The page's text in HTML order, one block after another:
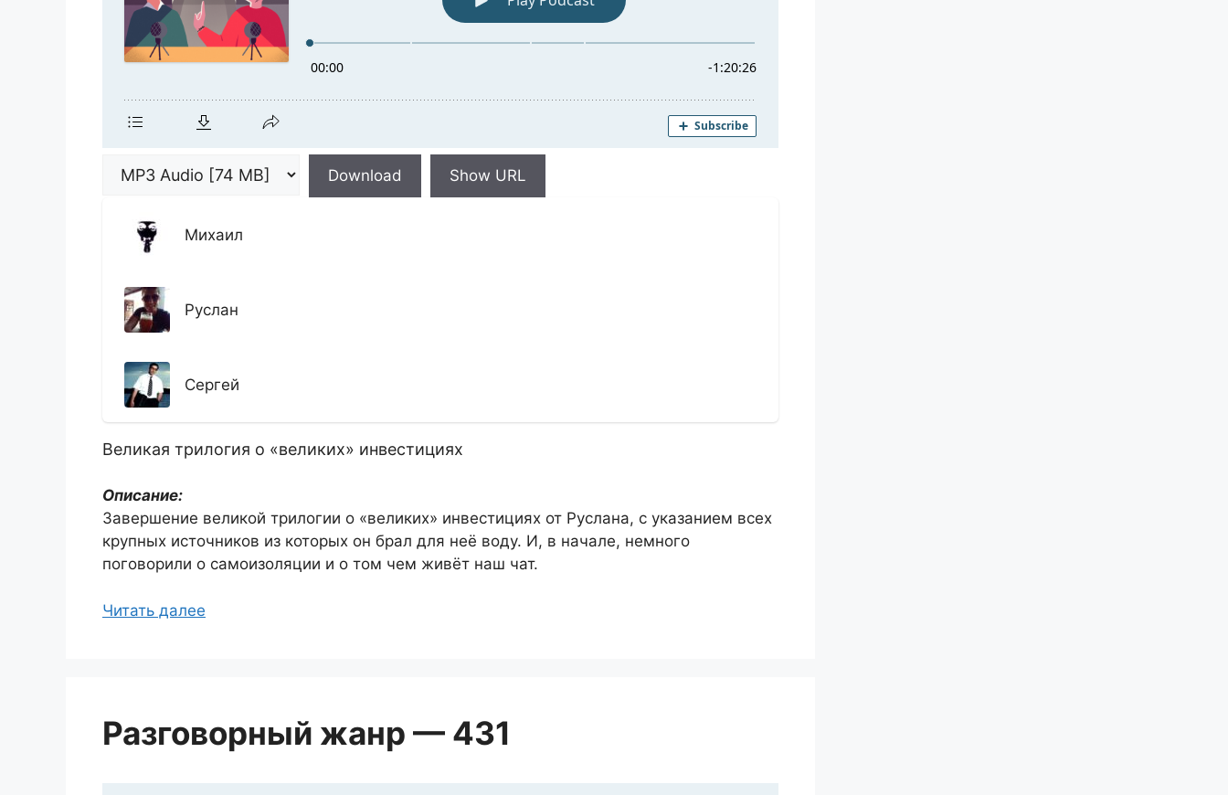
Download Show URL
Михаил
Руслан
Сергей
Великая трилогия о «великих» инвестициях
Описание:
Завершение великой трилогии о «великих» инвестициях от Руслана, с указанием всех
крупных источников из которых он брал для неё воду. И, в начале, немного
поговорили о самоизоляции и о том чем живёт наш чат.
Читать далее
Разговорный жанр — 431